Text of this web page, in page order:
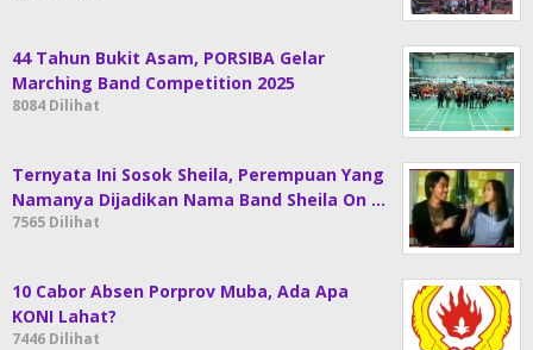
44 Tahun Bukit Asam, PORSIBA Gelar
Marching Band Competition 2025
8084 Dilihat
Ternyata Ini Sosok Sheila, Perempuan Yang
Namanya Dijadikan Nama Band Sheila On …
7565 Dilihat
10 Cabor Absen Porprov Muba, Ada Apa
KONI Lahat?
7446 Dilihat